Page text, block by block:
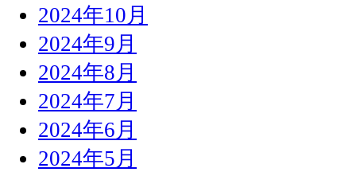
2024年10月
2024年9月
2024年8月
2024年7月
2024年6月
2024年5月